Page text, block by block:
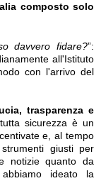
composto solo
davvero fidare?”:
all'Istituto
con l'arrivo del
trasparenza e
sicurezza è un
e, al tempo
giusti per
notizie quanto da
ideato la